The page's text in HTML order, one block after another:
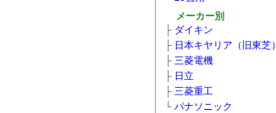
メーカー別
├ ダイキン
├ 日本キヤリア（旧東芝）
├ 三菱電機
├ 日立
├ 三菱重工
└ パナソニック